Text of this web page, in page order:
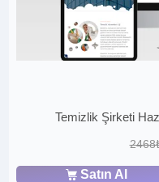
Temizlik Şirketi
Satın Al